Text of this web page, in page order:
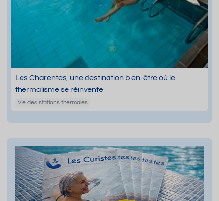
Les Charentes, une destination bien-être où le
thermalisme se réinvente
Vie des stations thermales